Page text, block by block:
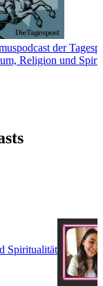
der
Religion und
Spiritualität